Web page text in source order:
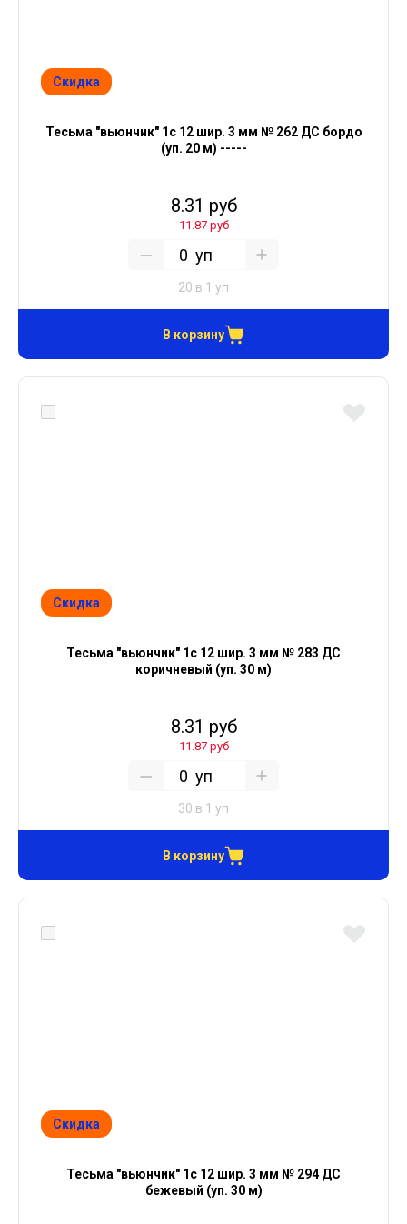
Скидка
Тесьма "вьюнчик" 1с 12 шир. 3 мм № 262 ДС бордо
(уп. 20 м) -----
8.31 руб
11.87 руб
уп
20 в 1 уп
В корзину
Скидка
Тесьма "вьюнчик" 1с 12 шир. 3 мм № 283 ДС
коричневый (уп. 30 м)
8.31 руб
11.87 руб
уп
30 в 1 уп
В корзину
Скидка
Тесьма "вьюнчик" 1с 12 шир. 3 мм № 294 ДС
бежевый (уп. 30 м)